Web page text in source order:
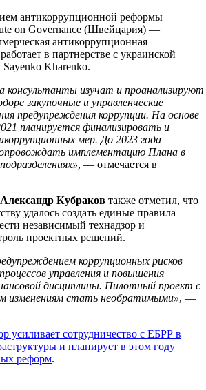
антикоррупционной реформы
on Governance (Швейцария) —
антикоррупционная
в партнерстве с украинской
Kharenko.
консультанты изучат и проанализируют
закупочные и управленческие
предупреждения коррупции. На основе
планируется финализировать и
мер. До 2023 года
имплементацию Плана в
, — отмечается в
Александр Кубраков также отметил, что
удалось создать единые правила
независимый технадзор и
проектных решений.
коррупционных рисков
управления и повышения
дисциплины. Пилотный проект с
изменениям стать необратимыми», —
усиливает сотрудничество с ЕБРР в
и планирует в этом году
реформ.